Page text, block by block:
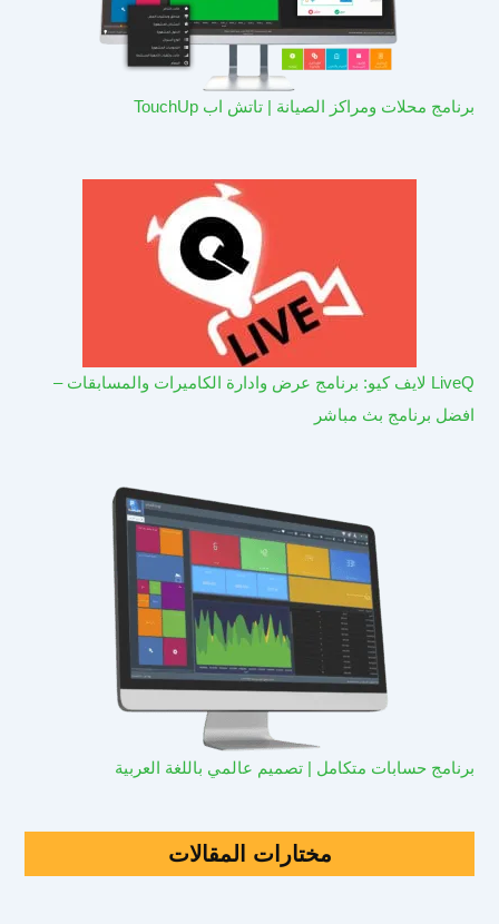
برنامج محلات ومراكز الصيانة | تاتش اب TouchUp
LiveQ لايف كيو: برنامج عرض وادارة الكاميرات والمسابقات –
افضل برنامج بث مباشر
برنامج حسابات متكامل | تصميم عالمي باللغة العربية
مختارات المقالات